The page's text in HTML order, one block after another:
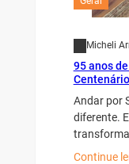
Micheli
95 anos
Centenário
Andar por
diferente.
Continue